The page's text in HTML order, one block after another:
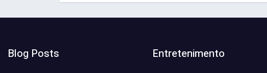
Blog Posts Entretenimento